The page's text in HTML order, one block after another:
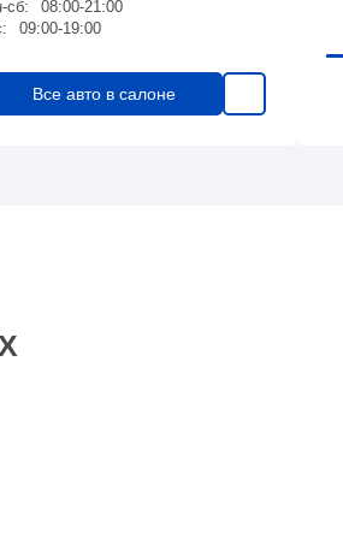
сб:
08:00-21:00
09:00-19:00
Все авто в салоне